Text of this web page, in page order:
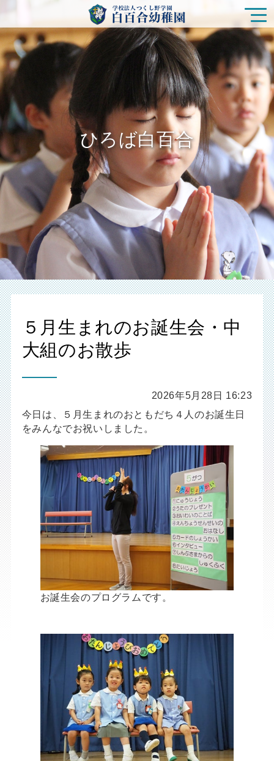
園の特色
白百合幼稚園の生活
ひろば白百合
入園をご検討の方
未就園児クラス
在園の皆様
新着情報
ひろば白百合
５月生まれのお誕生会・中
大組のお散歩
2026年5月28日 16:23
今日は、５月生まれのおともだち４人のお誕生日
をみんなでお祝いしました。
お誕生会のプログラムです。